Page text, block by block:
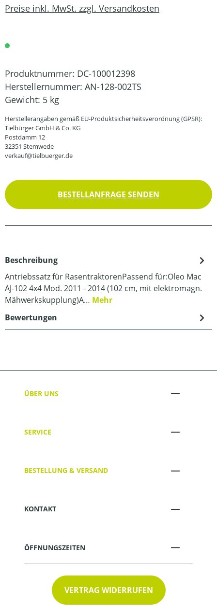
Preise inkl. MwSt. zzgl. Versandkosten
Produktnummer: DC-100012398
Herstellernummer: AN-128-002TS
Gewicht: 5 kg
Herstellerangaben gemäß EU-Produktsicherheitsverordnung (GPSR):
Tielbürger GmbH & Co. KG
Postdamm 12
32351 Stemwede
verkauf@tielbuerger.de
BESTELLANFRAGE SENDEN
Beschreibung
Antriebssatz für RasentraktorenPassend für:Oleo Mac
AJ-102 4x4 Mod. 2011 - 2014 (102 cm, mit elektromagn.
Mähwerkskupplung)A… Mehr
Bewertungen
ÜBER UNS
SERVICE
BESTELLUNG & VERSAND
KONTAKT
ÖFFNUNGSZEITEN
VERTRAG WIDERRUFEN